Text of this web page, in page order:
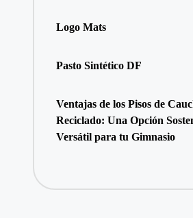
Logo Mats
Pasto Sintético DF
Ventajas de los Pisos de
Reciclado: Una Opción
Versátil para tu Gimnasio